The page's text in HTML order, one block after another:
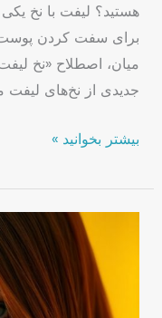
هستید؟ لیفت با نخ
برای سفت کردن
جدیدی از نخ‌های
بعدی
بیشتر بخوانید »